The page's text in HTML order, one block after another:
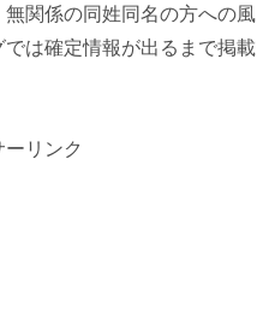
関係の同姓同名の方への風
は確定情報が出るまで掲載
ーリンク